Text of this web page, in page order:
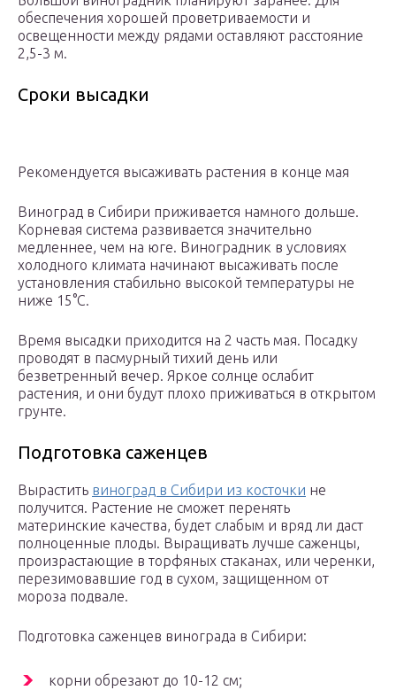
обеспечения хорошей проветриваемости и
освещенности между рядами оставляют расстояние
2,5-3 м.
Сроки высадки
Рекомендуется высаживать растения в конце мая
Виноград в Сибири приживается намного дольше.
Корневая система развивается значительно
медленнее, чем на юге. Виноградник в условиях
холодного климата начинают высаживать после
установления стабильно высокой температуры не
ниже 15°С.
Время высадки приходится на 2 часть мая. Посадку
проводят в пасмурный тихий день или
безветренный вечер. Яркое солнце ослабит
растения, и они будут плохо приживаться в открытом
грунте.
Подготовка саженцев
Вырастить виноград в Сибири из косточки не
получится. Растение не сможет перенять
материнские качества, будет слабым и вряд ли даст
полноценные плоды. Выращивать лучше саженцы,
произрастающие в торфяных стаканах, или черенки,
перезимовавшие год в сухом, защищенном от
мороза подвале.
Подготовка саженцев винограда в Сибири:
корни обрезают до 10-12 см;